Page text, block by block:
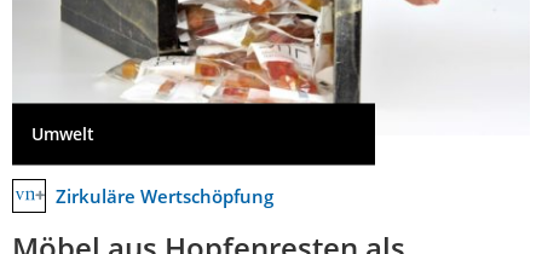
Umwelt
Zirkuläre Wertschöpfung